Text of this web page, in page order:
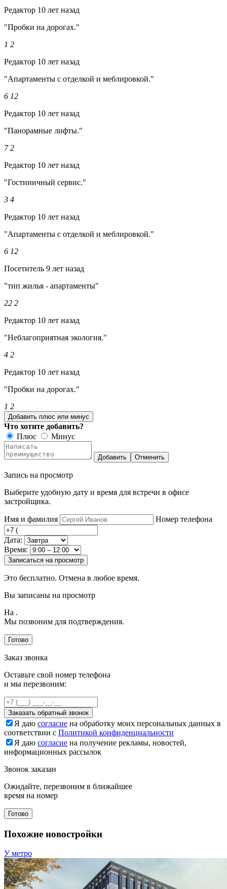
Редактор 10 лет назад
"Пробки на дорогах."
1 2
Редактор 10 лет назад
"Апартаменты с отделкой и меблировкой."
6 12
Редактор 10 лет назад
"Панорамные лифты."
7 2
Редактор 10 лет назад
"Гостиничный сервис."
3 4
Редактор 10 лет назад
"Апартаменты с отделкой и меблировкой."
6 12
Посетитель 9 лет назад
"тип жилья - апартаменты"
22 2
Редактор 10 лет назад
"Неблагоприятная экология."
4 2
Редактор 10 лет назад
"Пробки на дорогах."
1 2
Добавить плюс или минус
Что хотите добавить?
Плюс
Минус
Добавить Отменить
Запись на просмотр
Выберите удобную дату и время для встречи в офисе
застройщика.
Имя и фамилия Номер телефона
Дата:
Время:
Записаться на просмотр
Это бесплатно. Отмена в любое время.
Вы записаны на просмотр
На .
Мы позвоним для подтверждения.
Готово
Заказ звонка
Оставьте свой номер телефона
и мы перезвоним:
Заказать обратный звонок
Я даю согласие на обработку моих персональных данных в
соответствии с Политикой конфиденциальности
Я даю согласие на получение рекламы, новостей,
информационных рассылок
Звонок заказан
Ожидайте, перезвоним в ближайшее
время на номер
Готово
Похожие новостройки
У метро